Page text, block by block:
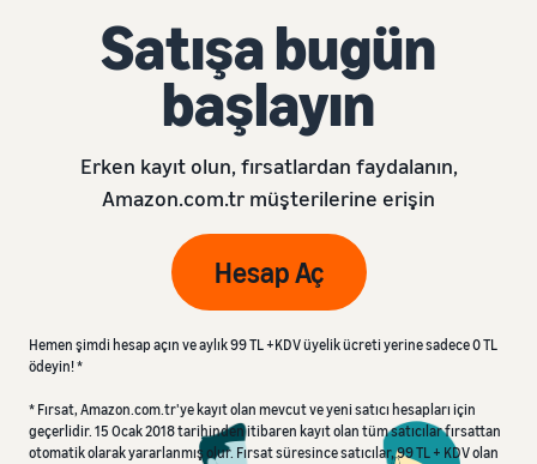
Satışa bugün
başlayın
Erken kayıt olun, fırsatlardan faydalanın,
Amazon.com.tr müşterilerine erişin
Hesap Aç
Hemen şimdi hesap açın ve aylık 99 TL +KDV üyelik ücreti yerine sadece 0 TL
ödeyin! *
* Fırsat, Amazon.com.tr'ye kayıt olan mevcut ve yeni satıcı hesapları için
geçerlidir. 15 Ocak 2018 tarihinden itibaren kayıt olan tüm satıcılar fırsattan
otomatik olarak yararlanmış olur. Fırsat süresince satıcılar, 99 TL + KDV olan